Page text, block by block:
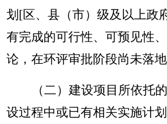
划 [区、县（市）级及以上政
有完成的可行性、可预见性
论，在环评审批阶段尚未落地
（二）建设项目所依托
设过程中或已有相关实施计划